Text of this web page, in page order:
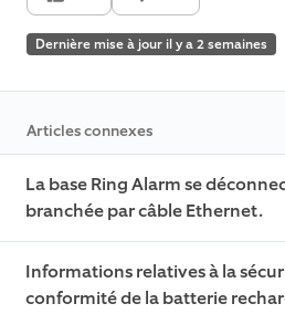
Dernière mise à jour il y a 2 semaines
Articles connexes
La base Ring Alarm se
branchée par câble Ethernet.
Informations relatives à la
conformité de la batterie